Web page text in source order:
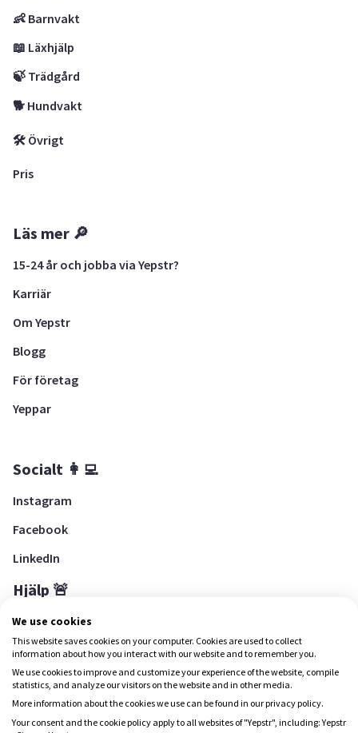
👶 Barnvakt
📖 Läxhjälp
🍃 Trädgård
🐕 Hundvakt
🛠 Övrigt
Pris
Läs mer 🔎
15-24 år och jobba via Yepstr?
Karriär
Om Yepstr
Blogg
För företag
Yeppar
Socialt 👩‍💻
Instagram
Facebook
LinkedIn
Hjälp 🚨
Hjälpcenter
Ladda ned Yepstr
Ladda ned Yepstr
We use cookies
This website saves cookies on your computer. Cookies are used to collect
information about how you interact with our website and to remember you.
We use cookies to improve and customize your experience of the website, compile
statistics, and analyze our visitors on the website and in other media.
More information about the cookies we use can be found in our privacy policy.
Your consent and the cookie policy apply to all websites of "Yepstr", including: Yepstr